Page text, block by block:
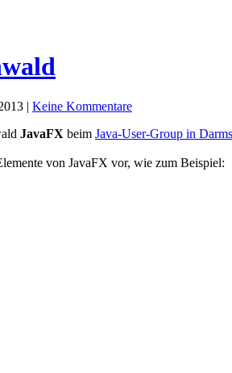
| Keine Kommentare
JavaFX beim Java-User-Group in
von JavaFX vor, wie zum Beispiel: